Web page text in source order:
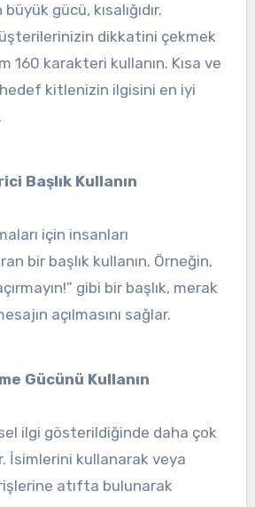
büyük gücü, kısalığıdır.
dikkatini çekmek
160 karakteri kullanın. Kısa ve
kitlenizin ilgisini en iyi
Başlık Kullanın
için insanları
bir başlık kullanın. Örneğin,
gibi bir başlık, merak
açılmasını sağlar.
Gücünü Kullanın
ilgi gösterildiğinde daha çok
İsimlerini kullanarak veya
atıfta bulunarak